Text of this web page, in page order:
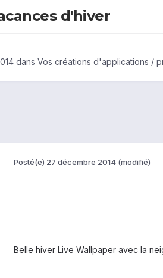
d'hiver
dans Vos créations d'applications /
Posté(e) 27 décembre 2014 (modifié)
Belle hiver Live Wallpaper avec la